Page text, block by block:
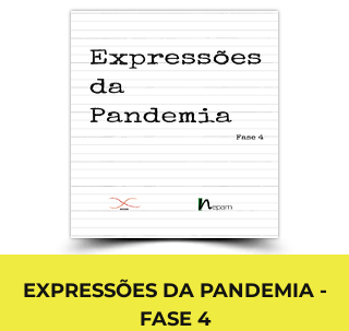
EXPRESSÕES DA PANDEMIA -
FASE 4